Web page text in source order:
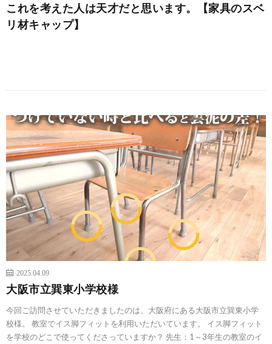
これを考えた人は天才だと思います。【家具のスベ
リ材キャップ】
2025.04.09
大阪市立巽東小学校様
今回ご訪問させていただきましたのは、大阪府にある大阪市立巽東小学
校様。 教室でイス脚フィットを利用いただいています。 イス脚フィット
を学校のどこで使ってくださっていますか？ 先生：1～3年生の教室のイ